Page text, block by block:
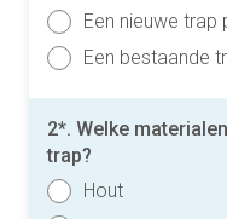
Een nieuwe trap
Een bestaande
2*. Welke
trap?
Hout